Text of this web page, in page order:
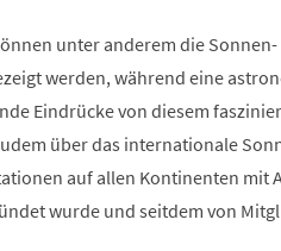
unter anderem die
werden, während eine
Eindrücke von diesem
über das internationale
auf allen Kontinenten mit
wurde und seitdem von